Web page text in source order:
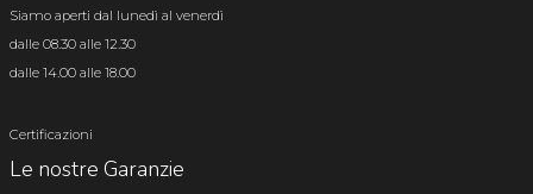
Siamo aperti dal lunedì al venerdì
dalle 08.30 alle 12.30
dalle 14.00 alle 18.00
Certificazioni
Le nostre Garanzie